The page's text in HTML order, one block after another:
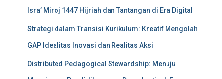
Isra’ Miroj 1447 Hijriah dan Tantangan di Era Digital
Strategi dalam Transisi Kurikulum: Kreatif Mengolah
GAP Idealitas Inovasi dan Realitas Aksi
Distributed Pedagogical Stewardship: Menuju